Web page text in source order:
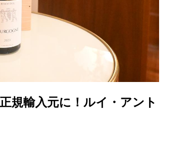
規輸入元に！ルイ・アント